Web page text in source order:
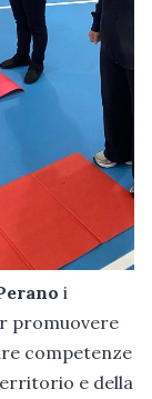
i
promuovere
competenze
e della